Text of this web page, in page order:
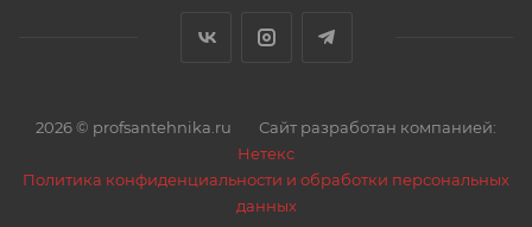
2026 © profsantehnika.ru
Сайт разработан компанией:
Нетекс
Политика конфиденциальности и обработки персональных
данных